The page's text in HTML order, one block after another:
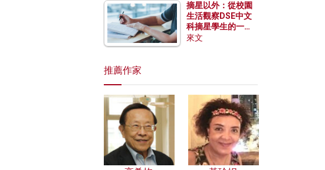
摘星以外：從校園
生活觀察DSE中文
科摘星學生的一點
特質
來文
推薦作家